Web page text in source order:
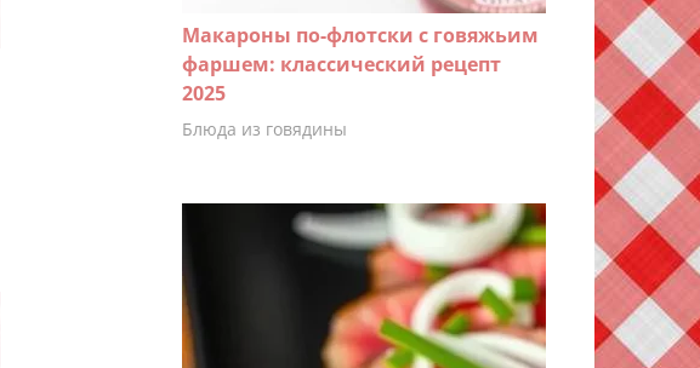
Макароны по-флотски с говяжьим
фаршем: классический рецепт
2025
Блюда из говядины